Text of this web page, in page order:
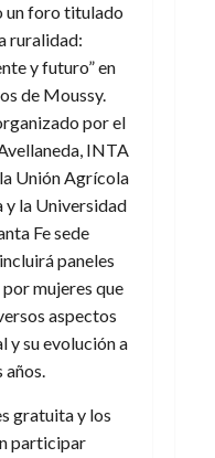
un foro titulado
ruralidad:
y futuro” en
de Moussy.
por el
INTA
Unión Agrícola
y la Universidad
Fe sede
paneles
mujeres que
aspectos
y su evolución a
años.
gratuita y los
participar